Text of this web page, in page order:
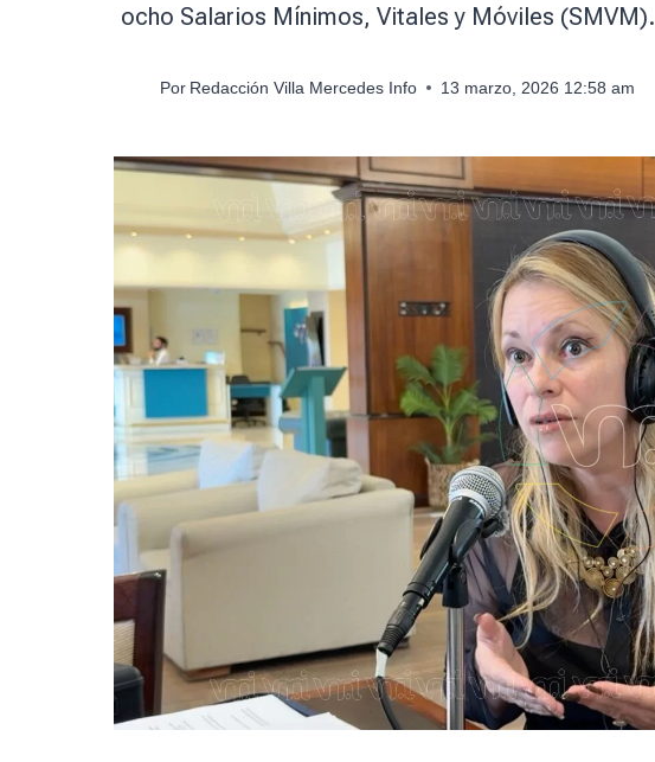
ocho Salarios Mínimos, Vitales y Móviles (SMVM).
Por Redacción Villa Mercedes Info 13 marzo, 2026 12:58 am